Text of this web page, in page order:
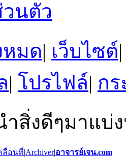
นตัว
หมด| เว็บไซต์|
| โปรไฟล์| กร
ำสิ่งดีๆมาแบ่
ลื่อนที่|Archiver|อาจารย์เจน.com